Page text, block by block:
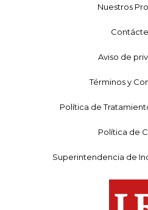
Nuestros
Aviso de
Términos y
Política de
Política de
Superintendencia de